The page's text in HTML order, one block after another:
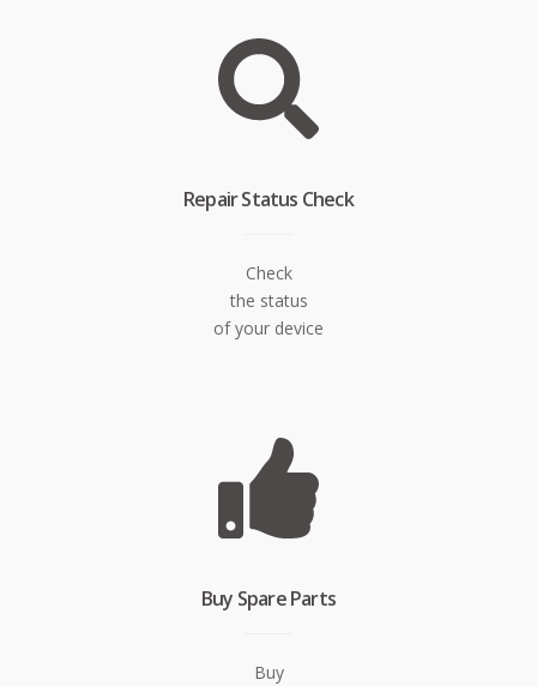
Repair Status Check
Check
the status
of your device
Buy Spare Parts
Buy